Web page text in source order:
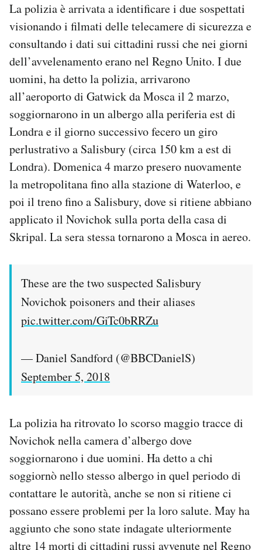
La polizia è arrivata a identificare i due sospettati
visionando i filmati delle telecamere di sicurezza e
consultando i dati sui cittadini russi che nei giorni
dell’avvelenamento erano nel Regno Unito. I due
uomini, ha detto la polizia, arrivarono
all’aeroporto di Gatwick da Mosca il 2 marzo,
soggiornarono in un albergo alla periferia est di
Londra e il giorno successivo fecero un giro
perlustrativo a Salisbury (circa 150 km a est di
Londra). Domenica 4 marzo presero nuovamente
la metropolitana fino alla stazione di Waterloo, e
poi il treno fino a Salisbury, dove si ritiene abbiano
applicato il Novichok sulla porta della casa di
Skripal. La sera stessa tornarono a Mosca in aereo.
These are the two suspected Salisbury
Novichok poisoners and their aliases
pic.twitter.com/GiTc0bRRZu
— Daniel Sandford (@BBCDanielS)
September 5, 2018
La polizia ha ritrovato lo scorso maggio tracce di
Novichok nella camera d’albergo dove
soggiornarono i due uomini. Ha detto a chi
soggiornò nello stesso albergo in quel periodo di
contattare le autorità, anche se non si ritiene ci
possano essere problemi per la loro salute. May ha
aggiunto che sono state indagate ulteriormente
altre 14 morti di cittadini russi avvenute nel Regno